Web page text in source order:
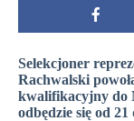
Selekcjoner
Rachwalski
kwalifikacyjny do
odbędzie się od